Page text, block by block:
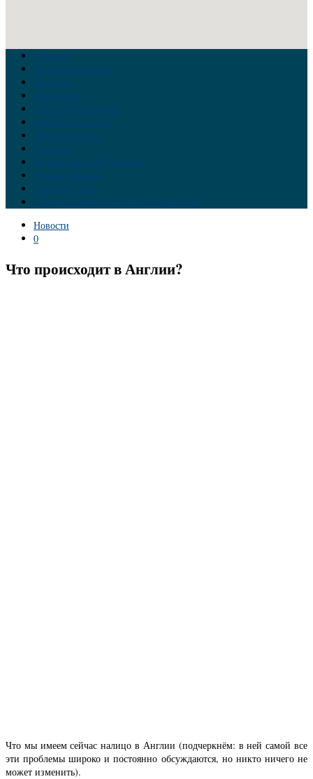
Главная
Война на Украине
Новости
Аналитика
Тайны Геополитики
Российские элиты
Теория заговора
Украина
Новый Мировой Порядок
Тайны истории
Обратная связь
Правила комментирования материалов
Новости
0
Что происходит в Англии?
Что мы имеем сейчас налицо в Англии (подчеркнём: в ней самой все
эти проблемы широко и постоянно обсуждаются, но никто ничего не
может изменить).